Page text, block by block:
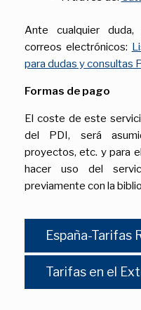
Ante cualquier
correos electrónicos:
para dudas y consultas
Formas de pago
El coste de este
del PDI, será
proyectos, etc. y para
hacer uso del
previamente con la
España-Tarifas
Tarifas en el